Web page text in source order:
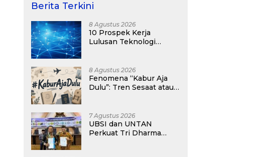
Berita Terkini
8 Agustus 2026
10 Prospek Kerja
Lulusan Teknologi
Kompetitif di Era Digital
8 Agustus 2026
Fenomena “Kabur Aja
Dulu”: Tren Sesaat atau
Depan?
7 Agustus 2026
UBSI dan UNTAN
Perkuat Tri Dharma